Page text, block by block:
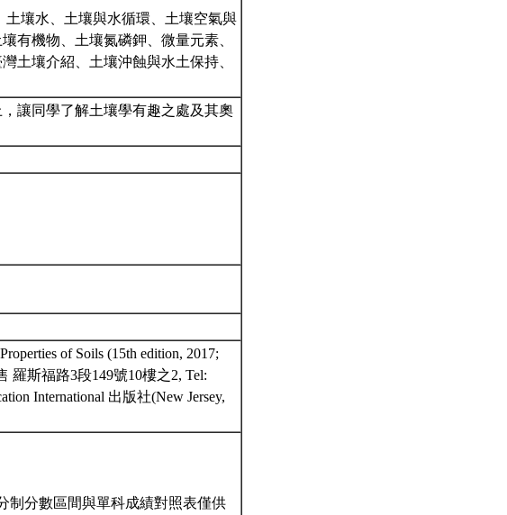
壤水、土壤與水循環、土壤空氣與
有機物、土壤氮磷鉀、微量元素、
土壤介紹、土壤沖蝕與水土保持、
讓同學了解土壤學有趣之處及其奧
of Soils (15th edition, 2017;
羅斯福路3段149號10樓之2, Tel:
International 出版社(New Jersey,
制分數區間與單科成績對照表僅供